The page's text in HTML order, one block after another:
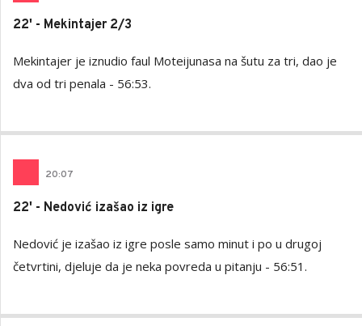
22' - Mekintajer 2/3
Mekintajer je iznudio faul Moteijunasa na šutu za tri, dao je
dva od tri penala - 56:53.
20:07
22' - Nedović izašao iz igre
Nedović je izašao iz igre posle samo minut i po u drugoj
četvrtini, djeluje da je neka povreda u pitanju - 56:51.